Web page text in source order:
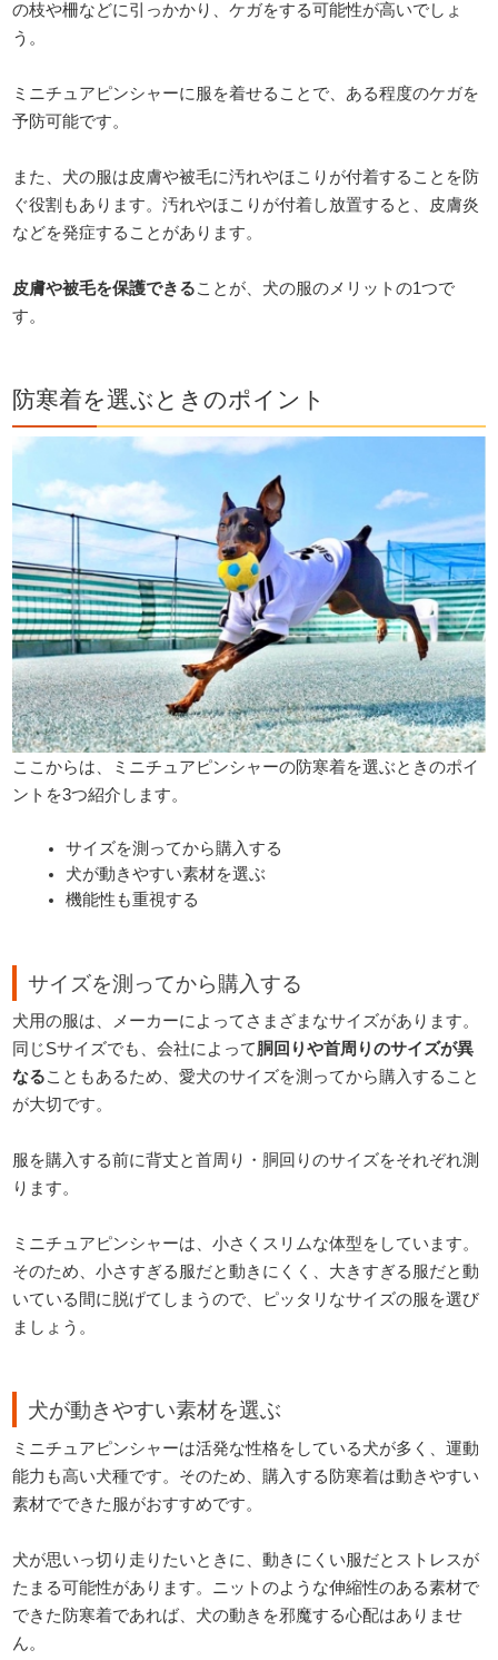
の枝や柵などに引っかかり、ケガをする可能性が高いでしょ
う。
ミニチュアピンシャーに服を着せることで、ある程度のケガを
予防可能です。
また、犬の服は皮膚や被毛に汚れやほこりが付着することを防
ぐ役割もあります。汚れやほこりが付着し放置すると、皮膚炎
などを発症することがあります。
皮膚や被毛を保護できることが、犬の服のメリットの1つで
す。
防寒着を選ぶときのポイント
ここからは、ミニチュアピンシャーの防寒着を選ぶときのポイ
ントを3つ紹介します。
サイズを測ってから購入する
犬が動きやすい素材を選ぶ
機能性も重視する
サイズを測ってから購入する
犬用の服は、メーカーによってさまざまなサイズがあります。
同じSサイズでも、会社によって胴回りや首周りのサイズが異
なることもあるため、愛犬のサイズを測ってから購入すること
が大切です。
服を購入する前に背丈と首周り・胴回りのサイズをそれぞれ測
ります。
ミニチュアピンシャーは、小さくスリムな体型をしています。
そのため、小さすぎる服だと動きにくく、大きすぎる服だと動
いている間に脱げてしまうので、ピッタリなサイズの服を選び
ましょう。
犬が動きやすい素材を選ぶ
ミニチュアピンシャーは活発な性格をしている犬が多く、運動
能力も高い犬種です。そのため、購入する防寒着は動きやすい
素材でできた服がおすすめです。
犬が思いっ切り走りたいときに、動きにくい服だとストレスが
たまる可能性があります。ニットのような伸縮性のある素材で
できた防寒着であれば、犬の動きを邪魔する心配はありませ
ん。